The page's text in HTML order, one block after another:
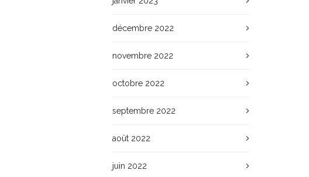
décembre 2022
novembre 2022
octobre 2022
septembre 2022
août 2022
juin 2022